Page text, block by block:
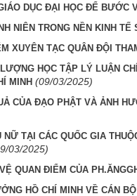
DỤC ĐẠI HỌC ĐỂ BƯỚC
NIÊN TRONG NỀN KINH TẾ
XUYÊN TẠC QUÂN ĐỘI
HỌC TẬP LÝ LUẬN
MINH (09/03/2025)
CỦA ĐẠO PHẬT VÀ ẢNH
NỮ TẠI CÁC QUỐC GIA
03/2025)
QUAN ĐIỂM CỦA
HỒ CHÍ MINH VỀ CÁN